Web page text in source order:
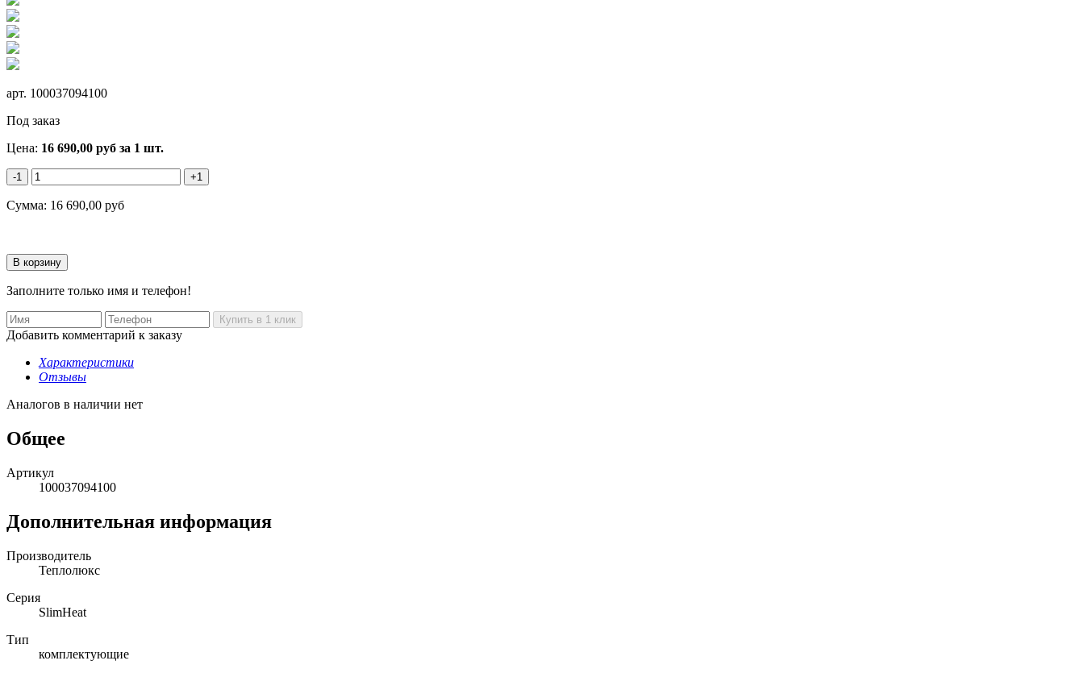
арт. 100037094100
Под заказ
Цена: 16 690,00 руб за 1 шт.
-1 +1
Сумма: 16 690,00 руб
Заполните только имя и телефон!
Добавить комментарий к заказу
Характеристики
Отзывы
Аналогов в наличии нет
Общее
Артикул
100037094100
Дополнительная информация
Производитель
Теплолюкс
Серия
SlimHeat
Тип
комплектующие